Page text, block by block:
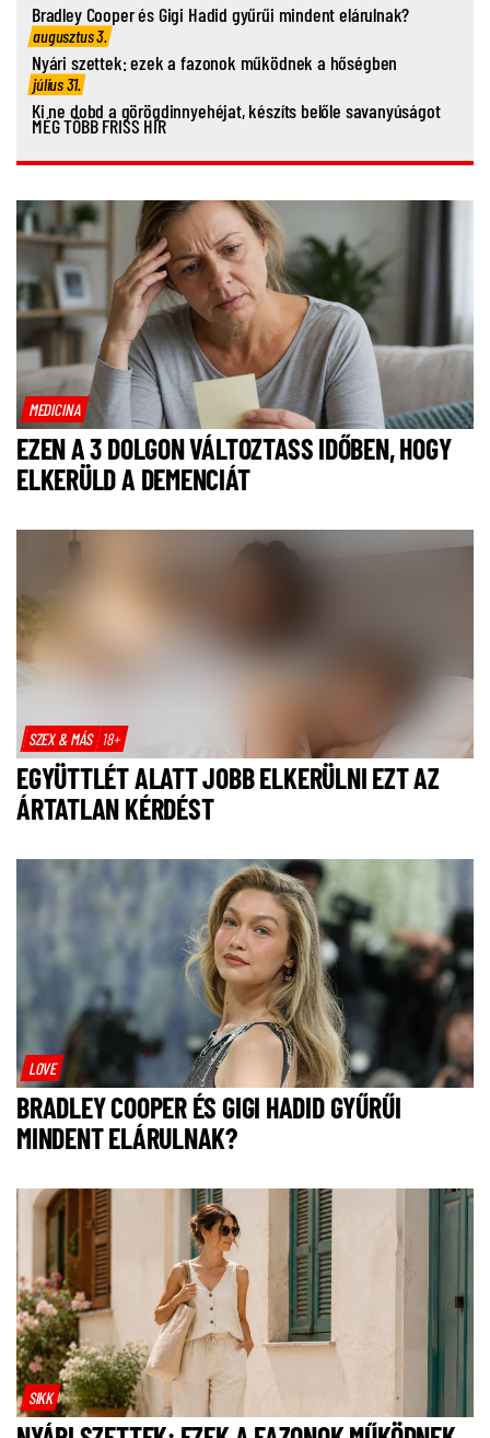
Bradley Cooper és Gigi Hadid gyűrűi mindent elárulnak?
augusztus 3.
Nyári szettek: ezek a fazonok működnek a hőségben
július 31.
Ki ne dobd a görögdinnyehéjat, készíts belőle savanyúságot
MÉG TÖBB FRISS HÍR
MEDICINA
EZEN A 3 DOLGON VÁLTOZTASS IDŐBEN, HOGY
ELKERÜLD A DEMENCIÁT
SZEX & MÁS 18+
EGYÜTTLÉT ALATT JOBB ELKERÜLNI EZT AZ
ÁRTATLAN KÉRDÉST
LOVE
BRADLEY COOPER ÉS GIGI HADID GYŰRŰI
MINDENT ELÁRULNAK?
SIKK